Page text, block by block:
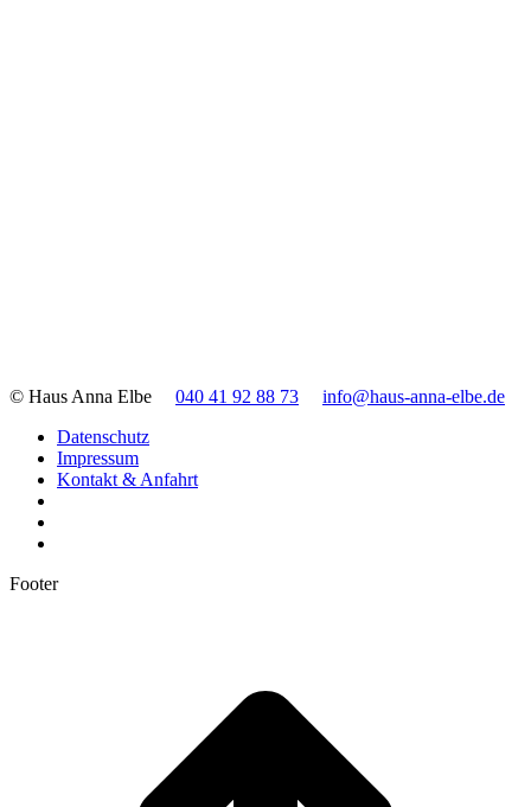
© Haus Anna Elbe 040 41 92 88 73
info@haus-anna-elbe.de
Datenschutz
Impressum
Kontakt & Anfahrt
Footer